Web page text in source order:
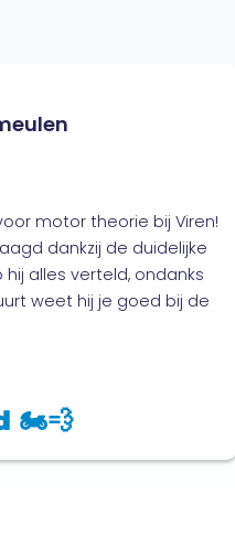
motor theorie bij Viren!
dankzij de duidelijke
alles verteld, ondanks
weet hij je goed bij de
🏍️💨